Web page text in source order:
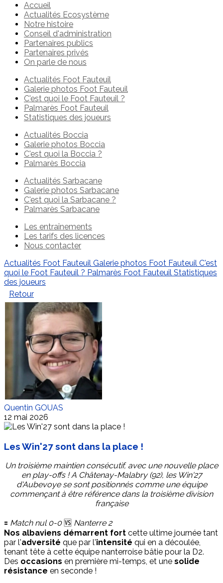
Accueil
Actualités Ecosystème
Notre histoire
Conseil d'administration
Partenaires publics
Partenaires privés
On parle de nous
Actualités Foot Fauteuil
Galerie photos Foot Fauteuil
C'est quoi le Foot Fauteuil ?
Palmarès Foot Fauteuil
Statistiques des joueurs
Actualités Boccia
Galerie photos Boccia
C'est quoi la Boccia ?
Palmarès Boccia
Actualités Sarbacane
Galerie photos Sarbacane
C'est quoi la Sarbacane ?
Palmarès Sarbacane
Les entraînements
Les tarifs des licences
Nous contacter
Actualités Foot Fauteuil Galerie photos Foot Fauteuil C'est
quoi le Foot Fauteuil ? Palmarès Foot Fauteuil Statistiques
des joueurs
Retour
Quentin GOUAS
12 mai 2026
Les Win'27 sont dans la place !
Un troisième maintien consécutif, avec une nouvelle place
en play-offs ! A Châtenay-Malabry (92), les Win'27
d'Aubevoye se sont positionnés comme une équipe
commençant à être référence dans la troisième division
française
🟰 Match nul 0-0🆚 Nanterre 2
Nos albaviens démarrent fort cette ultime journée tant
par l'adversité que par l'intensité qui en a découlée,
tenant tête à cette équipe nanterroise bâtie pour la D2.
Des occasions en première mi-temps, et une solide
résistance en seconde !